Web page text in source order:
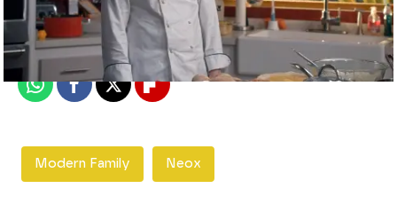
Madrid
Publicado:27 de noviembre de 2019, 22:56
WhatsappFacebook
X Flipboard
Modern Family Neox